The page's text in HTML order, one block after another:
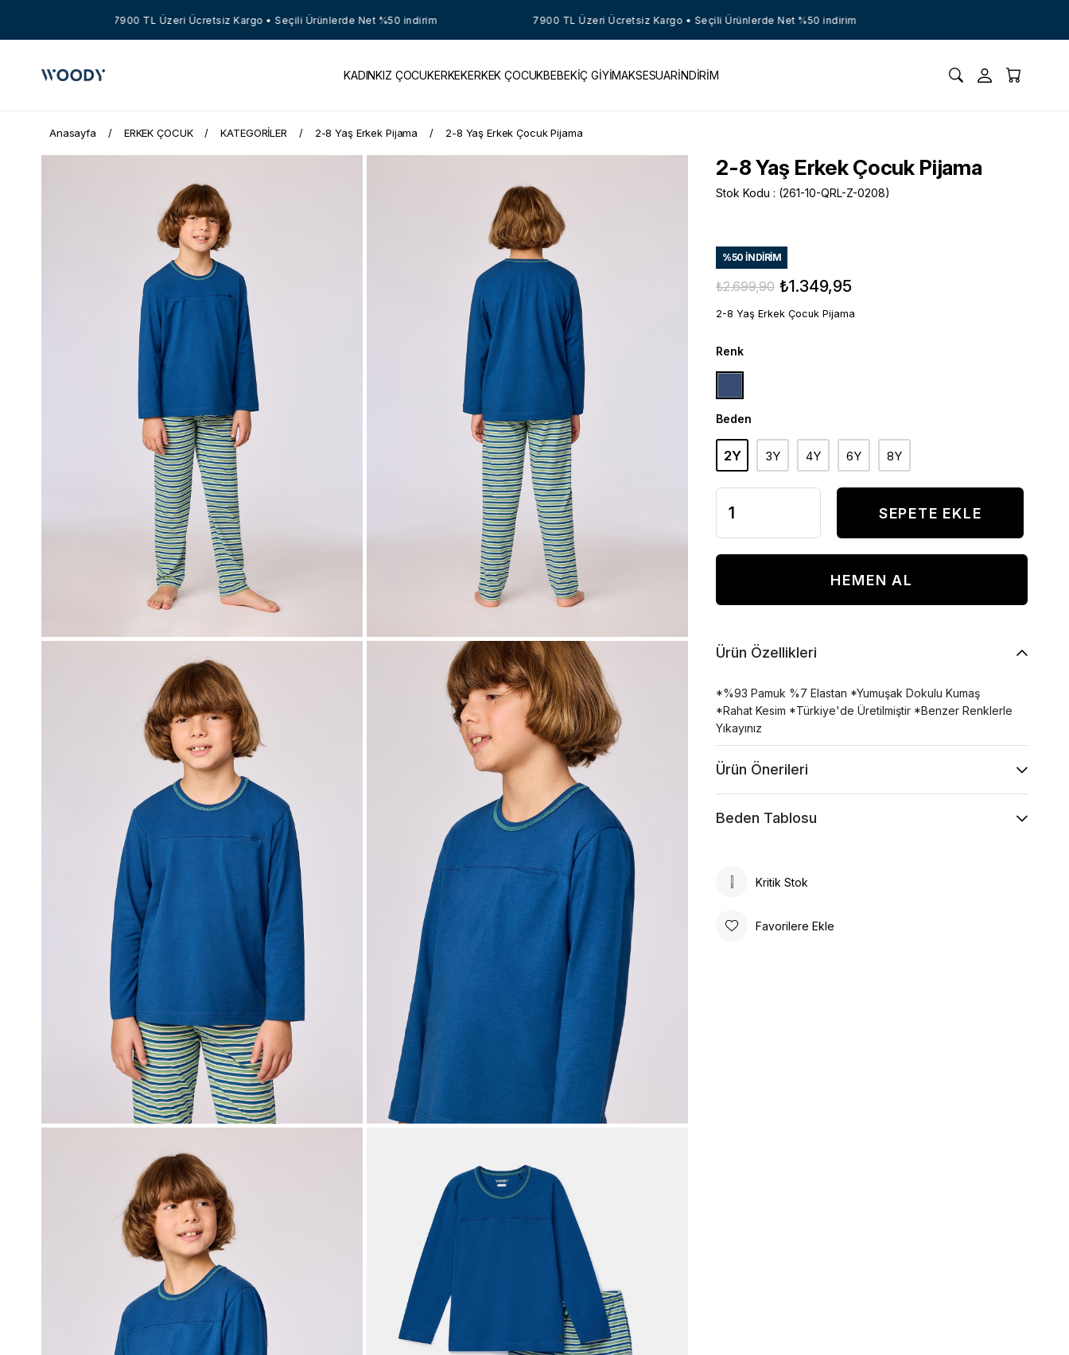
7900 TL Üzeri Ücretsiz Kargo • Seçili Ürünlerde Net %50 indirim 7900 TL Üzeri Ücretsiz Kargo • Seçili Ürünlerde Net %50 indirim
KADINKIZ ÇOCUKERKEKERKEK ÇOCUKBEBEKİÇ GİYİMAKSESUARİNDİRİM
Anasayfa ERKEK ÇOCUK KATEGORİLER 2-8 Yaş Erkek Pijama 2-8 Yaş Erkek Çocuk Pijama
2-8 Yaş Erkek Çocuk Pijama
Stok Kodu (261-10-QRL-Z-0208)
%50 İNDIRIM
₺2.699,90 ₺1.349,95
2-8 Yaş Erkek Çocuk Pijama
Renk
Beden
2Y 3Y 4Y 6Y 8Y
Ürün Özellikleri
*%93 Pamuk %7 Elastan *Yumuşak Dokulu Kumaş
*Rahat Kesim *Türkiye'de Üretilmiştir *Benzer Renklerle
Yıkayınız
Ürün Önerileri
Beden Tablosu
Kritik Stok
Favorilere Ekle